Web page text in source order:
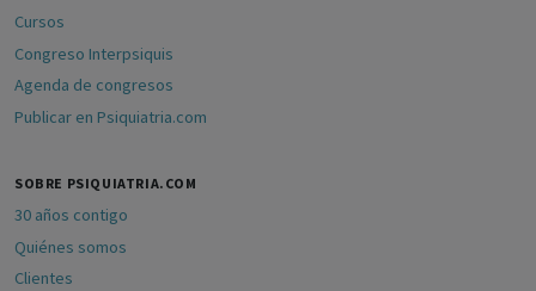
Cursos
Congreso Interpsiquis
Agenda de congresos
Publicar en Psiquiatria.com
SOBRE PSIQUIATRIA.COM
30 años contigo
Quiénes somos
Clientes